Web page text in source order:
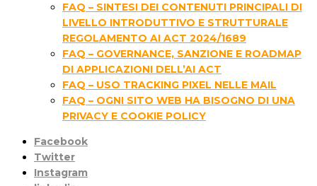
FAQ – SINTESI DEI CONTENUTI PRINCIPALI DI
LIVELLO INTRODUTTIVO E STRUTTURALE
REGOLAMENTO AI ACT 2024/1689
FAQ – GOVERNANCE, SANZIONE E ROADMAP
DI APPLICAZIONI DELL’AI ACT
FAQ – USO TRACKING PIXEL NELLE MAIL
FAQ – OGNI SITO WEB HA BISOGNO DI UNA
PRIVACY E COOKIE POLICY
Facebook
Twitter
Instagram